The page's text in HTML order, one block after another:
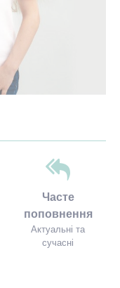
Часте
поповнення
Актуальні та
сучасні